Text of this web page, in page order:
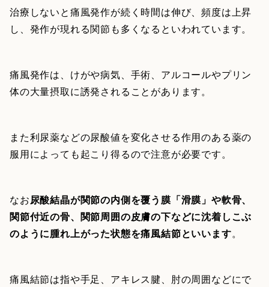
治療しないと痛風発作が続く時間は伸び、頻度は上昇
し、発作が現れる関節も多くなるといわれています。
痛風発作は、けがや病気、手術、アルコールやプリン
体の大量摂取に誘発されることがあります。
また利尿薬などの尿酸値を変化させる作用のある薬の
服用によっても起こり得るので注意が必要です。
なお尿酸結晶が関節の内側を覆う膜「滑膜」や軟骨、
関節付近の骨、関節周囲の皮膚の下などに沈着しこぶ
のように腫れ上がった状態を痛風結節といいます。
痛風結節は指や手足、アキレス腱、肘の周囲などにで